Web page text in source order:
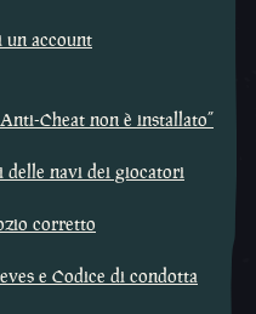
un account
Cheat non è installato”
delle navi dei giocatori
corretto
e Codice di condotta